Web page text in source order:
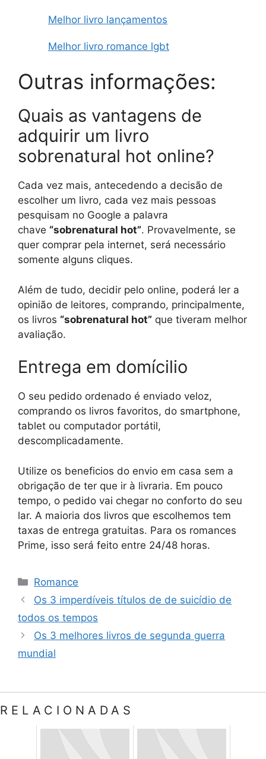
Melhor livro lançamentos
Melhor livro romance lgbt
Outras informações:
Quais as vantagens de
adquirir um livro
sobrenatural hot online?
Cada vez mais, antecedendo a decisão de
escolher um livro, cada vez mais pessoas
pesquisam no Google a palavra
chave “sobrenatural hot”. Provavelmente, se
quer comprar pela internet, será necessário
somente alguns cliques.
Além de tudo, decidir pelo online, poderá ler a
opinião de leitores, comprando, principalmente,
os livros “sobrenatural hot” que tiveram melhor
avaliação.
Entrega em domícilio
O seu pedido ordenado é enviado veloz,
comprando os livros favoritos, do smartphone,
tablet ou computador portátil,
descomplicadamente.
Utilize os beneficios do envio em casa sem a
obrigação de ter que ir à livraria. Em pouco
tempo, o pedido vai chegar no conforto do seu
lar. A maioria dos livros que escolhemos tem
taxas de entrega gratuitas. Para os romances
Prime, isso será feito entre 24/48 horas.
Categorias
Romance
Os 3 imperdíveis títulos de de suicídio de
todos os tempos
Os 3 melhores livros de segunda guerra
mundial
RELACIONADAS